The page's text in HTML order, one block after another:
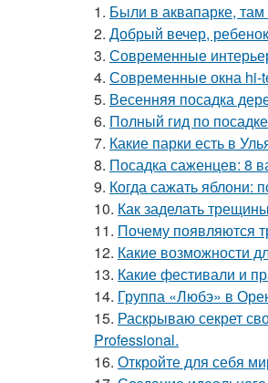
1. Были в аквапарке,
2. Добрый вечер,
3. Современные
4. Современные окна hi-
5. Весенняя посадка
6. Полный гид по
7. Какие парки есть в
8. Посадка саженцев: 8
9. Когда сажать яблони:
10. Как заделать
11. Почему появляются
12. Какие возможности
13. Какие фестивали и
14. Группа «Любэ» в
15. Раскрываю секрет
Professional.
16. Откройте для себя